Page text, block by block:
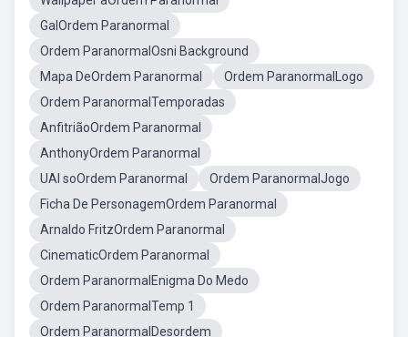
GalOrdem Paranormal
Ordem ParanormalOsni Background
Mapa DeOrdem Paranormal
Ordem ParanormalLogo
Ordem ParanormalTemporadas
AnfitriãoOrdem Paranormal
AnthonyOrdem Paranormal
UAI soOrdem Paranormal
Ordem ParanormalJogo
Ficha De PersonagemOrdem Paranormal
Arnaldo FritzOrdem Paranormal
CinematicOrdem Paranormal
Ordem ParanormalEnigma Do Medo
Ordem ParanormalTemp 1
Ordem ParanormalDesordem